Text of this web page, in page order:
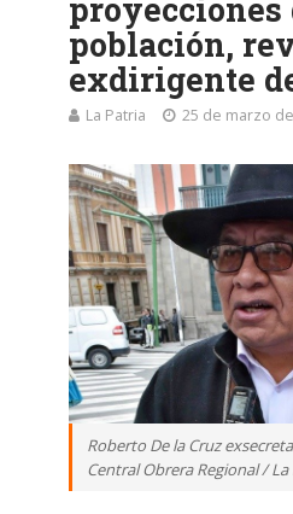
proyecciones
población,
exdirigente
La Patria 25 de marzo
Roberto De la Cruz
Central Obrera Regional / La